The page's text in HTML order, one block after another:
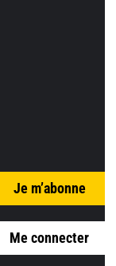
Je m’abonne
Me connecter